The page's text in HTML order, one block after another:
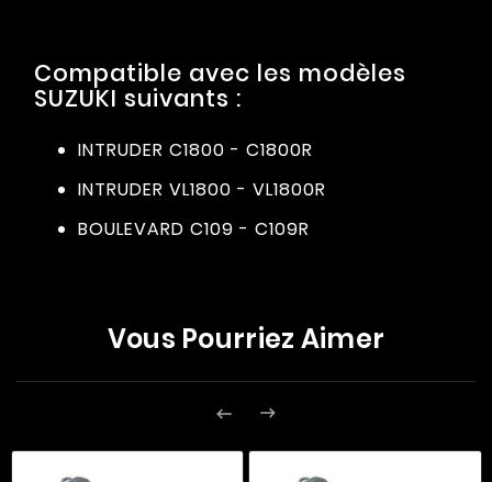
Compatible avec les modèles
SUZUKI suivants :
INTRUDER C1800 - C1800R
INTRUDER VL1800 - VL1800R
BOULEVARD C109 - C109R
Vous Pourriez Aimer
 